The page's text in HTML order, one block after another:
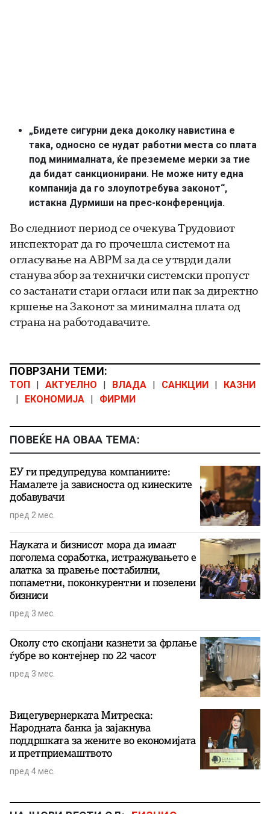
„Бидете сигурни дека доколку навистина е
така, односно се нудат работни места со плата
под минималната, ќе преземеме мерки за тие
да бидат санкционирани. Не може ниту една
компанија да го злоупотребува законот“,
истакна Дурмиши на прес-конференција.
Во следниот период се очекува Трудовиот
инспекторат да го прочешла системот на
огласување на АВРМ за да се утврди дали
станува збор за технички системски пропуст
со застанати стари огласи или пак за директно
кршење на Законот за минимална плата од
страна на работодавачите.
ПОВРЗАНИ ТЕМИ:
ТОП АКТУЕЛНО ВЛАДА САНКЦИИ
КАЗНИ
ЕКОНОМИЈА ФИРМИ
ПОВЕЌЕ НА ОВАА ТЕМА:
ЕУ ги предупредува компаниите:
Намалете ја зависноста од кинеските
добавувачи
пред 2 мес.
Науката и бизнисот мора да имаат
поголема соработка, истражувањето е
алатка за правење постабилни,
попаметни, поконкурентни и позелени
бизниси
пред 3 мес.
Околу сто скопјани казнети за фрлање
ѓубре во контејнер по 22 часот
пред 3 мес.
Вицегувернерката Митреска:
Народната банка ја зајакнува
поддршката за жените во економијата
и претприемаштвото
пред 4 мес.